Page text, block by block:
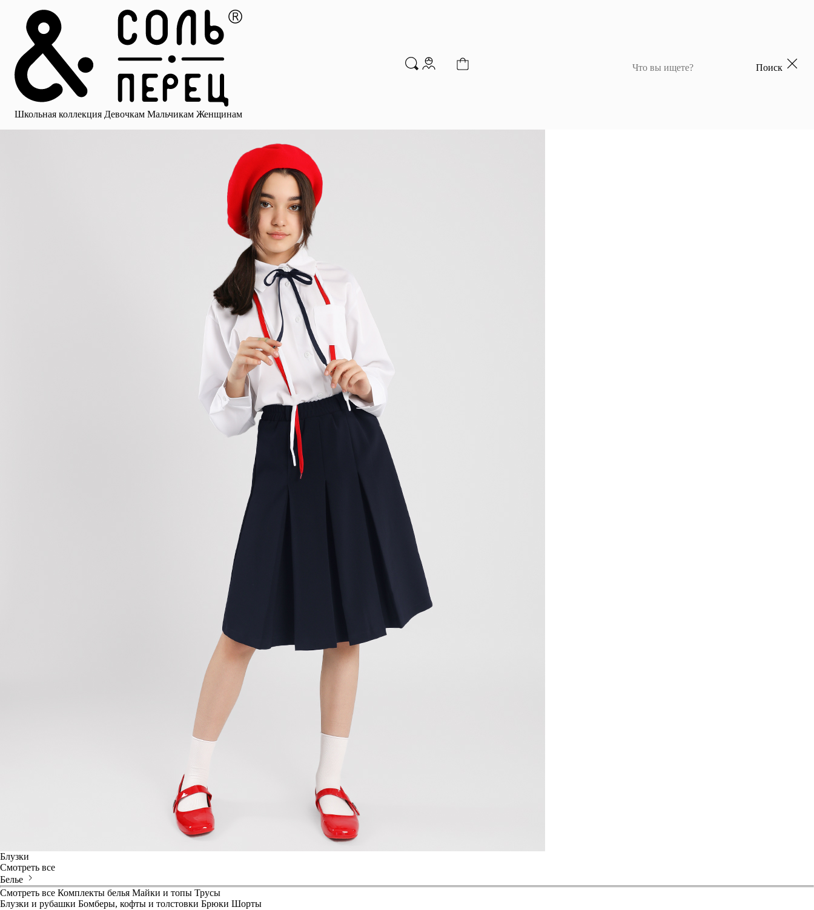
Школьная коллекция Девочкам Мальчикам Женщинам
Поиск
Главная
Каталог
Избранное
Профиль
Корзина
Школьная коллекция
Мальчикам Женщинам
Брюки для мальчиков
для девочек Носки Рубашки Платья и сарафаны Юбки
Блузки
Смотреть все
Белье
Смотреть все Комплекты белья Майки и топы Трусы
Блузки и рубашки Бомберы, кофты и толстовки Брюки Шорты